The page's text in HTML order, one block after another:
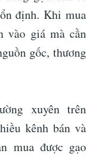
định. Khi mua
vào giá mà cần
gốc, thương
xuyên trên
kênh bán và
mua được gạo